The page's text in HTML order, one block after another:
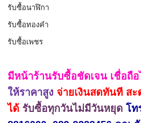
รับซื้อนาฬิกา
รับซื้อทองคำ
รับซื้อเพชร
มีหน้าร้านรับซื้อชัดเจน เชื่อถือ
ให้ราคาสูง จ่ายเงินสดทันที ส
ได้ รับซื้อทุกวันไม่มีวันหยุด โท